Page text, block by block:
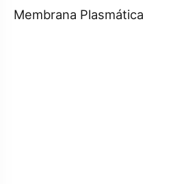
Membrana Plasmática